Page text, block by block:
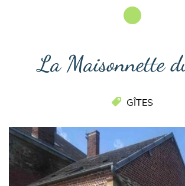
La Maisonnette
GÎTES